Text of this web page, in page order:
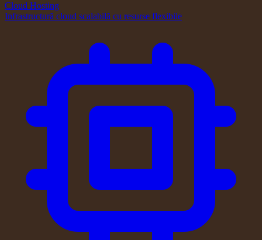
Cloud Hosting
Infrastructură cloud scalabilă cu resurse flexibile